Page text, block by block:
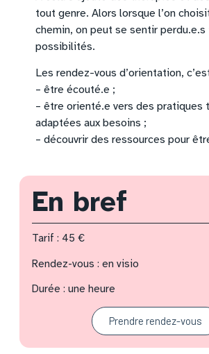
tout genre. Alors lorsque l’on
chemin, on peut se sentir
possibilités.
Les rendez-vous d’orientation,
– être écouté.e ;
– être orienté.e vers des pratiques
adaptées aux besoins ;
– découvrir des ressources pour
En bref
Tarif : 45 €
Rendez-vous : en visio
Durée : une heure
Prendre rendez-vous